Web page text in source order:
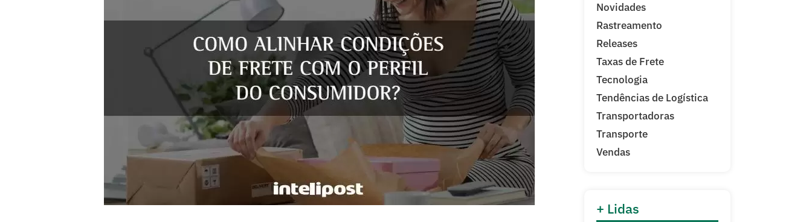
Novidades
Rastreamento
Releases
Taxas de Frete
Tecnologia
Tendências de Logística
Transportadoras
Transporte
Vendas
+ Lidas